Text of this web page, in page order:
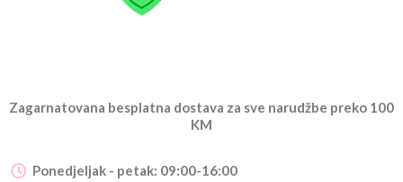
Zagarnatovana besplatna dostava za sve narudžbe preko 100
KM
Ponedjeljak - petak: 09:00-16:00